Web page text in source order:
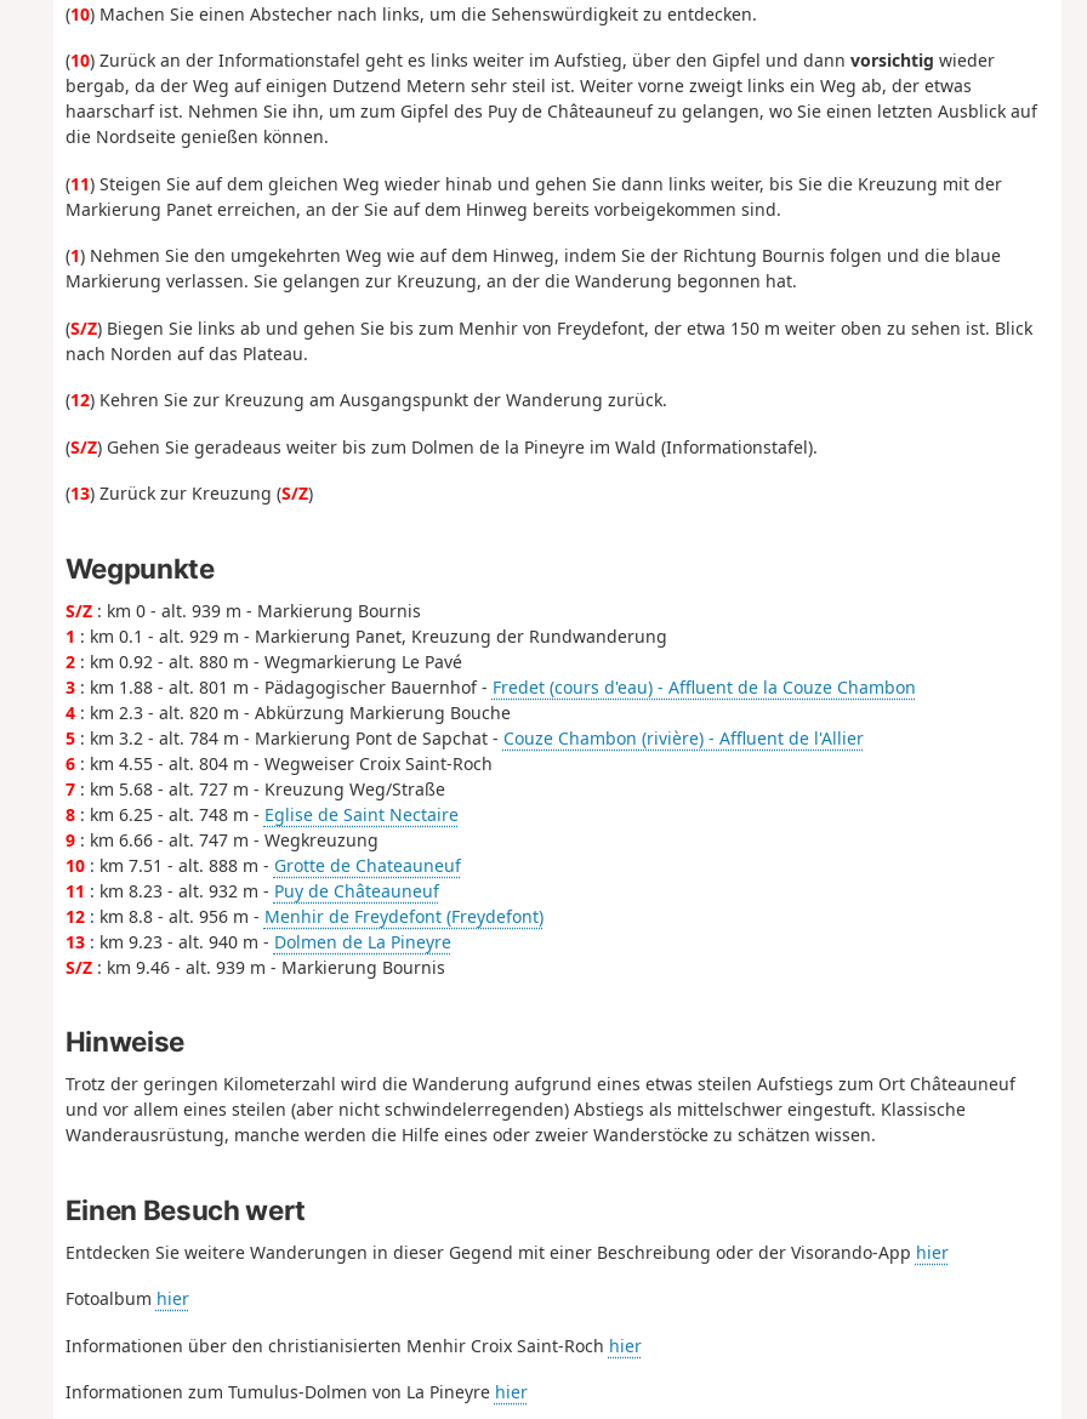
(10) Machen Sie einen Abstecher nach links, um die Sehenswürdigkeit zu entdecken.
(10) Zurück an der Informationstafel geht es links weiter im Aufstieg, über den Gipfel und dann vorsichtig wieder
bergab, da der Weg auf einigen Dutzend Metern sehr steil ist. Weiter vorne zweigt links ein Weg ab, der etwas
haarscharf ist. Nehmen Sie ihn, um zum Gipfel des Puy de Châteauneuf zu gelangen, wo Sie einen letzten Ausblick auf
die Nordseite genießen können.
(11) Steigen Sie auf dem gleichen Weg wieder hinab und gehen Sie dann links weiter, bis Sie die Kreuzung mit der
Markierung Panet erreichen, an der Sie auf dem Hinweg bereits vorbeigekommen sind.
(1) Nehmen Sie den umgekehrten Weg wie auf dem Hinweg, indem Sie der Richtung Bournis folgen und die blaue
Markierung verlassen. Sie gelangen zur Kreuzung, an der die Wanderung begonnen hat.
(S/Z) Biegen Sie links ab und gehen Sie bis zum Menhir von Freydefont, der etwa 150 m weiter oben zu sehen ist. Blick
nach Norden auf das Plateau.
(12) Kehren Sie zur Kreuzung am Ausgangspunkt der Wanderung zurück.
(S/Z) Gehen Sie geradeaus weiter bis zum Dolmen de la Pineyre im Wald (Informationstafel).
(13) Zurück zur Kreuzung (S/Z)
Wegpunkte
S/Z: km 0 - alt. 939 m - Markierung Bournis
1 : km 0.1 - alt. 929 m - Markierung Panet, Kreuzung der Rundwanderung
2: km 0.92 - alt. 880 m - Wegmarkierung Le Pavé
3: km 1.88 - alt. 801 m - Pädagogischer Bauernhof - Fredet (cours d'eau) - Affluent de la Couze Chambon
4: km 2.3 - alt. 820 m - Abkürzung Markierung Bouche
5: km 3.2 - alt. 784 m - Markierung Pont de Sapchat - Couze Chambon (rivière) - Affluent de l'Allier
6: km 4.55 - alt. 804 m - Wegweiser Croix Saint-Roch
7: km 5.68 - alt. 727 m - Kreuzung Weg/Straße
8: km 6.25 - alt. 748 m - Eglise de Saint Nectaire
9: km 6.66 - alt. 747 m - Wegkreuzung
10: km 7.51 - alt. 888 m - Grotte de Chateauneuf
11 : km 8.23 - alt. 932 m - Puy de Châteauneuf
12: km 8.8 - alt. 956 m - Menhir de Freydefont (Freydefont)
13: km 9.23 - alt. 940 m - Dolmen de La Pineyre
S/Z: km 9.46 - alt. 939 m - Markierung Bournis
Hinweise
Trotz der geringen Kilometerzahl wird die Wanderung aufgrund eines etwas steilen Aufstiegs zum Ort Châteauneuf
und vor allem eines steilen (aber nicht schwindelerregenden) Abstiegs als mittelschwer eingestuft. Klassische
Wanderausrüstung, manche werden die Hilfe eines oder zweier Wanderstöcke zu schätzen wissen.
Einen Besuch wert
Entdecken Sie weitere Wanderungen in dieser Gegend mit einer Beschreibung oder der Visorando-App hier
Fotoalbum hier
Informationen über den christianisierten Menhir Croix Saint-Roch hier
Informationen zum Tumulus-Dolmen von La Pineyre hier